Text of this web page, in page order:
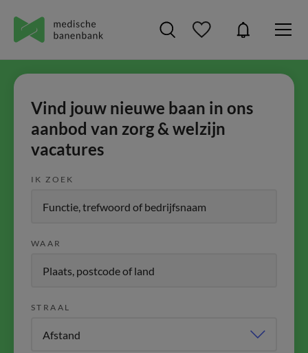
Vind jouw nieuwe baan in ons
aanbod van zorg & welzijn
vacatures
IK ZOEK
WAAR
STRAAL